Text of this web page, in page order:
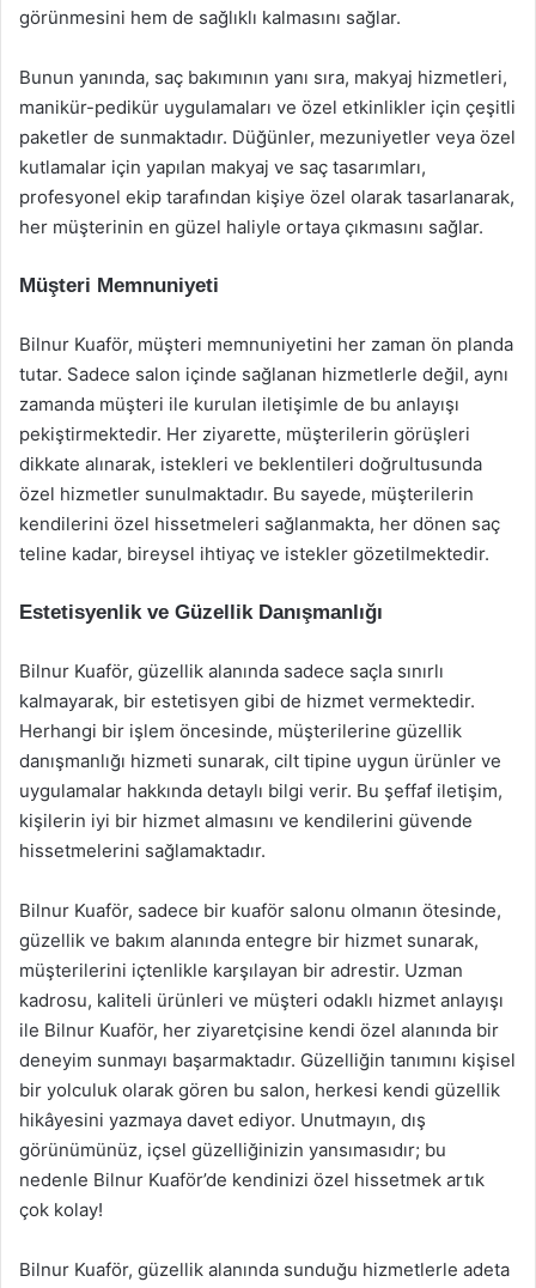
görünmesini hem de sağlıklı kalmasını sağlar.
Bunun yanında, saç bakımının yanı sıra, makyaj hizmetleri,
manikür-pedikür uygulamaları ve özel etkinlikler için çeşitli
paketler de sunmaktadır. Düğünler, mezuniyetler veya özel
kutlamalar için yapılan makyaj ve saç tasarımları,
profesyonel ekip tarafından kişiye özel olarak tasarlanarak,
her müşterinin en güzel haliyle ortaya çıkmasını sağlar.
Müşteri Memnuniyeti
Bilnur Kuaför, müşteri memnuniyetini her zaman ön planda
tutar. Sadece salon içinde sağlanan hizmetlerle değil, aynı
zamanda müşteri ile kurulan iletişimle de bu anlayışı
pekiştirmektedir. Her ziyarette, müşterilerin görüşleri
dikkate alınarak, istekleri ve beklentileri doğrultusunda
özel hizmetler sunulmaktadır. Bu sayede, müşterilerin
kendilerini özel hissetmeleri sağlanmakta, her dönen saç
teline kadar, bireysel ihtiyaç ve istekler gözetilmektedir.
Estetisyenlik ve Güzellik Danışmanlığı
Bilnur Kuaför, güzellik alanında sadece saçla sınırlı
kalmayarak, bir estetisyen gibi de hizmet vermektedir.
Herhangi bir işlem öncesinde, müşterilerine güzellik
danışmanlığı hizmeti sunarak, cilt tipine uygun ürünler ve
uygulamalar hakkında detaylı bilgi verir. Bu şeffaf iletişim,
kişilerin iyi bir hizmet almasını ve kendilerini güvende
hissetmelerini sağlamaktadır.
Bilnur Kuaför, sadece bir kuaför salonu olmanın ötesinde,
güzellik ve bakım alanında entegre bir hizmet sunarak,
müşterilerini içtenlikle karşılayan bir adrestir. Uzman
kadrosu, kaliteli ürünleri ve müşteri odaklı hizmet anlayışı
ile Bilnur Kuaför, her ziyaretçisine kendi özel alanında bir
deneyim sunmayı başarmaktadır. Güzelliğin tanımını kişisel
bir yolculuk olarak gören bu salon, herkesi kendi güzellik
hikâyesini yazmaya davet ediyor. Unutmayın, dış
görünümünüz, içsel güzelliğinizin yansımasıdır; bu
nedenle Bilnur Kuaför’de kendinizi özel hissetmek artık
çok kolay!
Bilnur Kuaför, güzellik alanında sunduğu hizmetlerle adeta